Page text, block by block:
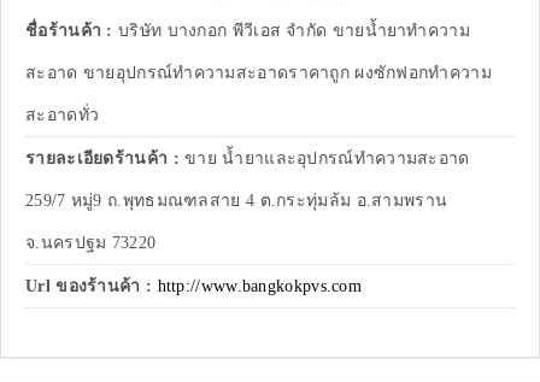
ชื่อร้านค้า : บริษัท บางกอก พีวีเอส จำกัด ขายน้ำยาทำความ
สะอาด ขายอุปกรณ์ทำความสะอาดราคาถูก ผงซักฟอกทำความ
สะอาดทั่ว
รายละเอียดร้านค้า :ขาย น้ำยาและอุปกรณ์ทำความสะอาด
259/7 หมู่9 ถ.พุทธมณฑลสาย 4 ต.กระทุ่มล้ม อ.สามพราน
จ.นครปฐม 73220
Url ของร้านค้า : http://www.bangkokpvs.com